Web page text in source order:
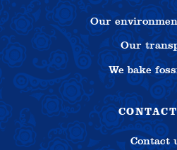
Our
Our
We bake
Contact